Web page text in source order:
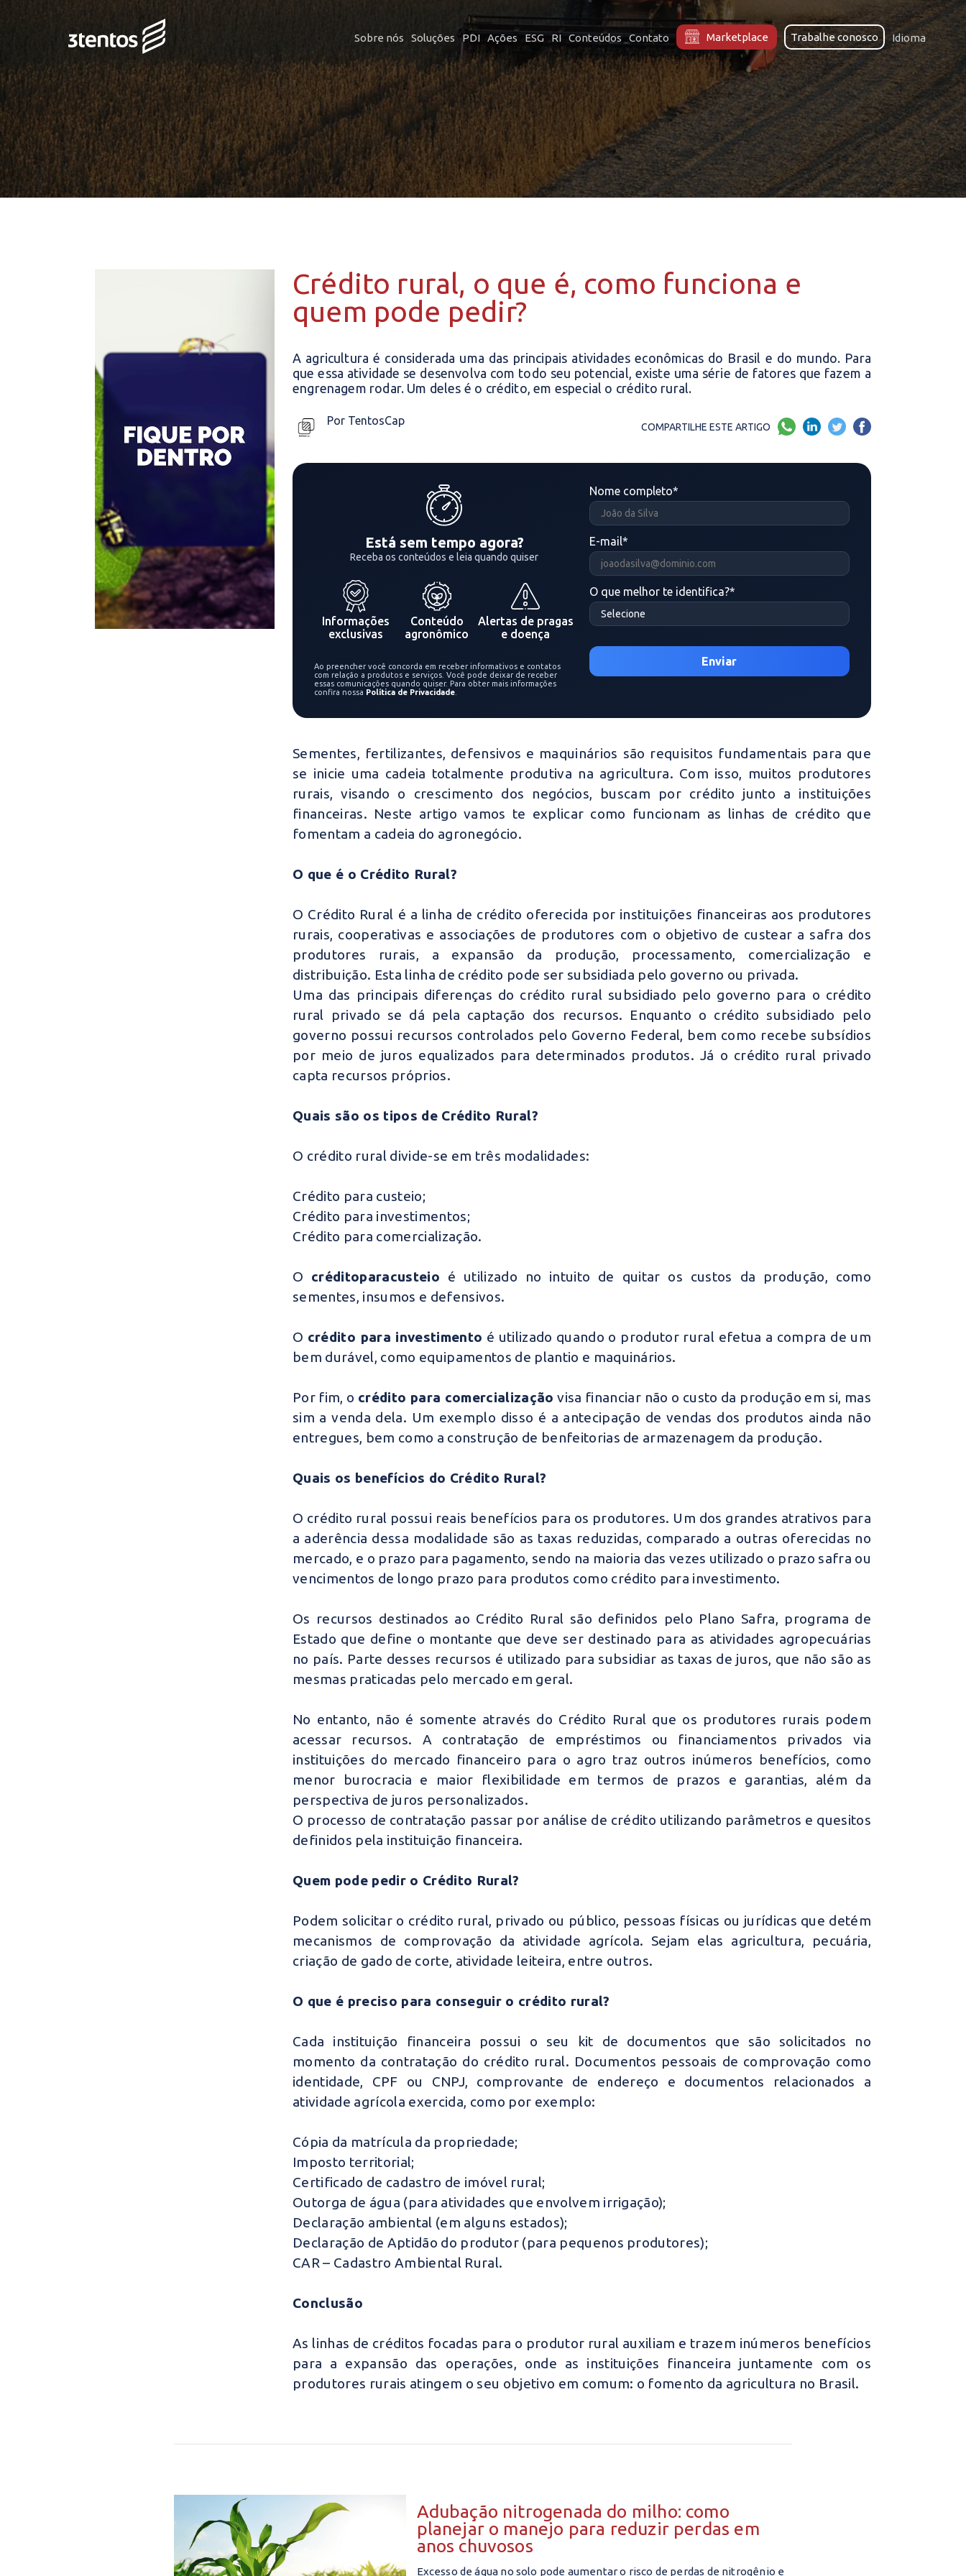
Sobre nós Soluções PDI Ações ESG RI Conteúdos Contato Marketplace Trabalhe conosco Idioma
Crédito rural, o que é, como funciona e
quem pode pedir?
A agricultura é considerada uma das principais atividades econômicas do Brasil e do mundo. Para
que essa atividade se desenvolva com todo seu potencial, existe uma série de fatores que fazem a
engrenagem rodar. Um deles é o crédito, em especial o crédito rural.
Por TentosCap COMPARTILHE ESTE ARTIGO
Está sem tempo agora?
Receba os conteúdos e leia quando quiser
Informações
exclusivas
Conteúdo
agronômico
Alertas de pragas
e doença
Ao preencher você concorda em receber informativos e contatos
com relação a produtos e serviços. Você pode deixar de receber
essas comunicações quando quiser. Para obter mais informações
confira nossa Política de Privacidade
Nome completo*
E-mail*
O que melhor te identifica?*
Sementes, fertilizantes, defensivos e maquinários são requisitos fundamentais para que
se inicie uma cadeia totalmente produtiva na agricultura. Com isso, muitos produtores
rurais, visando o crescimento dos negócios, buscam por crédito junto a instituições
financeiras. Neste artigo vamos te explicar como funcionam as linhas de crédito que
fomentam a cadeia do agronegócio.
O que é o Crédito Rural?
O Crédito Rural é a linha de crédito oferecida por instituições financeiras aos produtores
rurais, cooperativas e associações de produtores com o objetivo de custear a safra dos
produtores rurais, a expansão da produção, processamento, comercialização e
distribuição. Esta linha de crédito pode ser subsidiada pelo governo ou privada.
Uma das principais diferenças do crédito rural subsidiado pelo governo para o crédito
rural privado se dá pela captação dos recursos. Enquanto o crédito subsidiado pelo
governo possui recursos controlados pelo Governo Federal, bem como recebe subsídios
por meio de juros equalizados para determinados produtos. Já o crédito rural privado
capta recursos próprios.
Quais são os tipos de Crédito Rural?
O crédito rural divide-se em três modalidades:
Crédito para custeio;
Crédito para investimentos;
Crédito para comercialização.
O créditoparacusteio é utilizado no intuito de quitar os custos da produção, como
sementes, insumos e defensivos.
O crédito para investimento é utilizado quando o produtor rural efetua a compra de um
bem durável, como equipamentos de plantio e maquinários.
Por fim, o crédito para comercialização visa financiar não o custo da produção em si, mas
sim a venda dela. Um exemplo disso é a antecipação de vendas dos produtos ainda não
entregues, bem como a construção de benfeitorias de armazenagem da produção.
Quais os benefícios do Crédito Rural?
O crédito rural possui reais benefícios para os produtores. Um dos grandes atrativos para
a aderência dessa modalidade são as taxas reduzidas, comparado a outras oferecidas no
mercado, e o prazo para pagamento, sendo na maioria das vezes utilizado o prazo safra ou
vencimentos de longo prazo para produtos como crédito para investimento.
Os recursos destinados ao Crédito Rural são definidos pelo Plano Safra, programa de
Estado que define o montante que deve ser destinado para as atividades agropecuárias
no país. Parte desses recursos é utilizado para subsidiar as taxas de juros, que não são as
mesmas praticadas pelo mercado em geral.
No entanto, não é somente através do Crédito Rural que os produtores rurais podem
acessar recursos. A contratação de empréstimos ou financiamentos privados via
instituições do mercado financeiro para o agro traz outros inúmeros benefícios, como
menor burocracia e maior flexibilidade em termos de prazos e garantias, além da
perspectiva de juros personalizados.
O processo de contratação passar por análise de crédito utilizando parâmetros e quesitos
definidos pela instituição financeira.
Quem pode pedir o Crédito Rural?
Podem solicitar o crédito rural, privado ou público, pessoas físicas ou jurídicas que detém
mecanismos de comprovação da atividade agrícola. Sejam elas agricultura, pecuária,
criação de gado de corte, atividade leiteira, entre outros.
O que é preciso para conseguir o crédito rural?
Cada instituição financeira possui o seu kit de documentos que são solicitados no
momento da contratação do crédito rural. Documentos pessoais de comprovação como
identidade, CPF ou CNPJ, comprovante de endereço e documentos relacionados a
atividade agrícola exercida, como por exemplo:
Cópia da matrícula da propriedade;
Imposto territorial;
Certificado de cadastro de imóvel rural;
Outorga de água (para atividades que envolvem irrigação);
Declaração ambiental (em alguns estados);
Declaração de Aptidão do produtor (para pequenos produtores);
CAR – Cadastro Ambiental Rural.
Conclusão
As linhas de créditos focadas para o produtor rural auxiliam e trazem inúmeros benefícios
para a expansão das operações, onde as instituições financeira juntamente com os
produtores rurais atingem o seu objetivo em comum: o fomento da agricultura no Brasil.
Adubação nitrogenada do milho: como
planejar o manejo para reduzir perdas em
anos chuvosos
Excesso de água no solo pode aumentar o risco de perdas de nitrogênio e